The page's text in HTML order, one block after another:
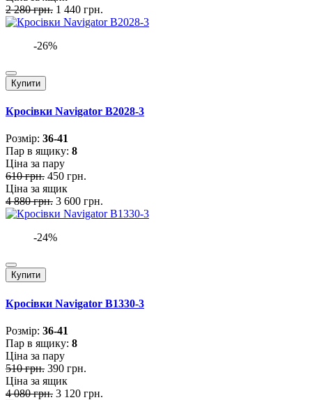
2 280 грн. 1 440 грн.
-26%
Купити
Кросівки Navigator B2028-3
Розмiр: 36-41
Пар в ящику: 8
Ціна за пару
610 грн. 450 грн.
Ціна за ящик
4 880 грн. 3 600 грн.
-24%
Купити
Кросівки Navigator B1330-3
Розмiр: 36-41
Пар в ящику: 8
Ціна за пару
510 грн. 390 грн.
Ціна за ящик
4 080 грн. 3 120 грн.